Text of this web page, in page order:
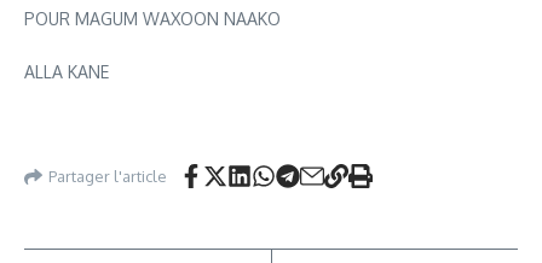
POUR MAGUM WAXOON NAAKO
ALLA KANE
Partager l'article